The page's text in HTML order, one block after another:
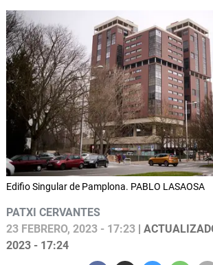
Edifio Singular de Pamplona. PABLO LASAOSA
PATXI CERVANTES
23 FEBRERO, 2023 - 17:23 |
2023 - 17:24